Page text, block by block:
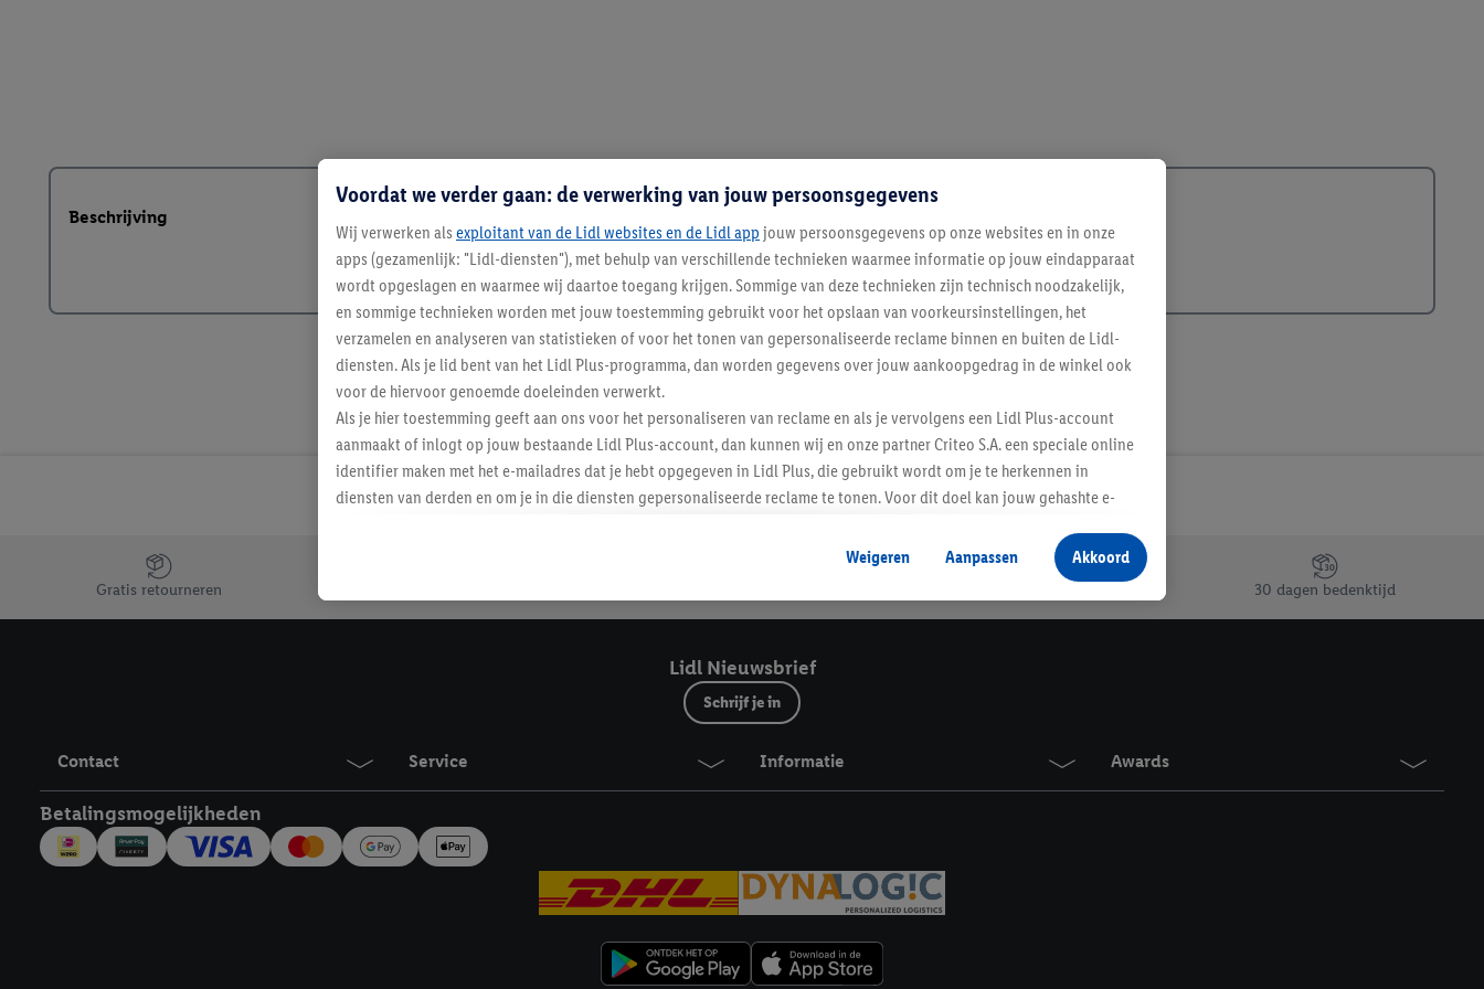
Beschrijving
Lidl Nieuwsbrief
Jouw voordelen bij ons als Lidl webshop klant
Gratis retourneren 30 dagen bedenktijd
Lidl Nieuwsbrief
Schrijf je in
Contact Service Informatie Awards
Betalingsmogelijkheden
Voordat we verder gaan: de verwerking van jouw persoonsgegevens
Wij verwerken als exploitant van de Lidl websites en de Lidl app jouw persoonsgegevens op onze websites en in onze
apps (gezamenlijk: "Lidl-diensten"), met behulp van verschillende technieken waarmee informatie op jouw eindapparaat
wordt opgeslagen en waarmee wij daartoe toegang krijgen. Sommige van deze technieken zijn technisch noodzakelijk,
en sommige technieken worden met jouw toestemming gebruikt voor het opslaan van voorkeursinstellingen, het
verzamelen en analyseren van statistieken of voor het tonen van gepersonaliseerde reclame binnen en buiten de Lidl-
diensten. Als je lid bent van het Lidl Plus-programma, dan worden gegevens over jouw aankoopgedrag in de winkel ook
voor de hiervoor genoemde doeleinden verwerkt.
Als je hier toestemming geeft aan ons voor het personaliseren van reclame en als je vervolgens een Lidl Plus-account
aanmaakt of inlogt op jouw bestaande Lidl Plus-account, dan kunnen wij en onze partner Criteo S.A. een speciale online
identifier maken met het e-mailadres dat je hebt opgegeven in Lidl Plus, die gebruikt wordt om je te herkennen in
diensten van derden en om je in die diensten gepersonaliseerde reclame te tonen. Voor dit doel kan jouw gehashte e-
Als je hiervoor toestemming geeft, dan kunnen retargeting advertenties worden weergegeven voor producten waarin je
eerder interesse hebt getoond (bijvoorbeeld door het product in een winkelmandje van een online winkel te plaatsen
Lidl-diensten worden weergegeven, als verschillende eindapparaten en Lidl-diensten, met behulp van jouw gehashte e-
mailadres en met eventuele andere identifiers of met identifiers waarover Criteo S.A. beschikt, aan jou kunnen worden
verwerkingsdoeleinden je instemt. Verder kan je er meer informatie vinden over de gegevensverwerking.
Door te klikken op "Weigeren", kies je voor de optie dat er enkel technisch noodzakelijke cookies en vergelijkbare
Door op "Akkoord" te klikken, stem je in met alle verwerkingen voor alle bovengenoemde doeleinden. Meer informatie,
inclusief over de opslagperiode van de gegevens en je recht om jouw toestemming op elk gewenst moment in te
privacyverklaring.Je vindt de impressum voor de Lidl website hier.Klik
over de cookies die wij inzetten.
Weigeren Aanpassen Akkoord